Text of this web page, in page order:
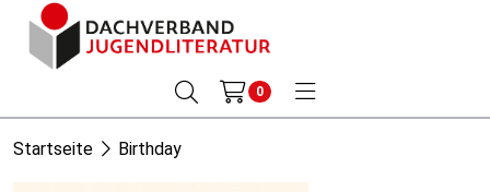
0
Startseite Birthday